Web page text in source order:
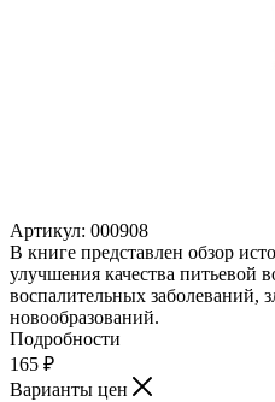
Артикул: 000908
В книге представлен обзор
улучшения качества питьевой
воспалительных заболеваний,
новообразований.
Подробности
165 ₽
Варианты цен